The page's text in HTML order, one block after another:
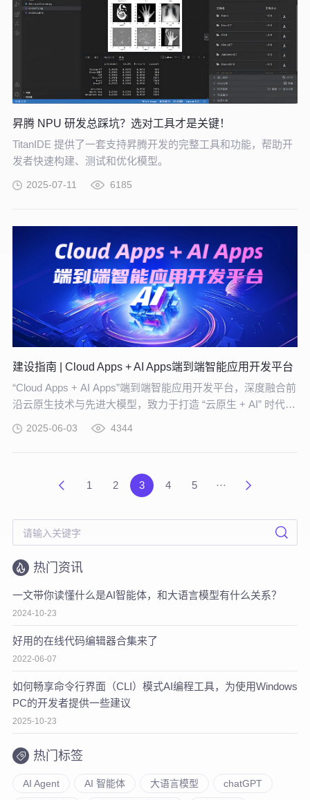
昇腾 NPU 研发总踩坑？选对工具才是关键！
TitanIDE 提供了一套支持昇腾开发的完整工具和功能，帮助开
发者快速构建、测试和优化模型。
2025-07-11 6185
建设指南 | Cloud Apps + AI Apps端到端智能应用开发平台
“Cloud Apps + AI Apps”端到端智能应用开发平台，深度融合前
沿云原生技术与先进大模型，致力于打造 “云原生 + AI” 时代
下，高度适配企业个性化需求、助力企业实现创新突破的专属
平台。
2025-06-03 4344
1 2 3 4 5 ···
热门资讯
一文带你读懂什么是AI智能体，和大语言模型有什么关系？
2024-10-23
好用的在线代码编辑器合集来了
2022-06-07
如何畅享命令行界面（CLI）模式AI编程工具，为使用Windows
PC的开发者提供一些建议
2025-10-23
热门标签
AI Agent AI 智能体 大语言模型 chatGPT